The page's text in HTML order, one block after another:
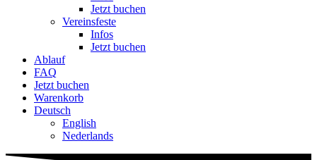
Jetzt buchen
Ver­eins­feste
Infos
Jetzt buchen
Ablauf
FAQ
Jetzt buchen
Warenkorb
Deutsch
English
Neder­lands